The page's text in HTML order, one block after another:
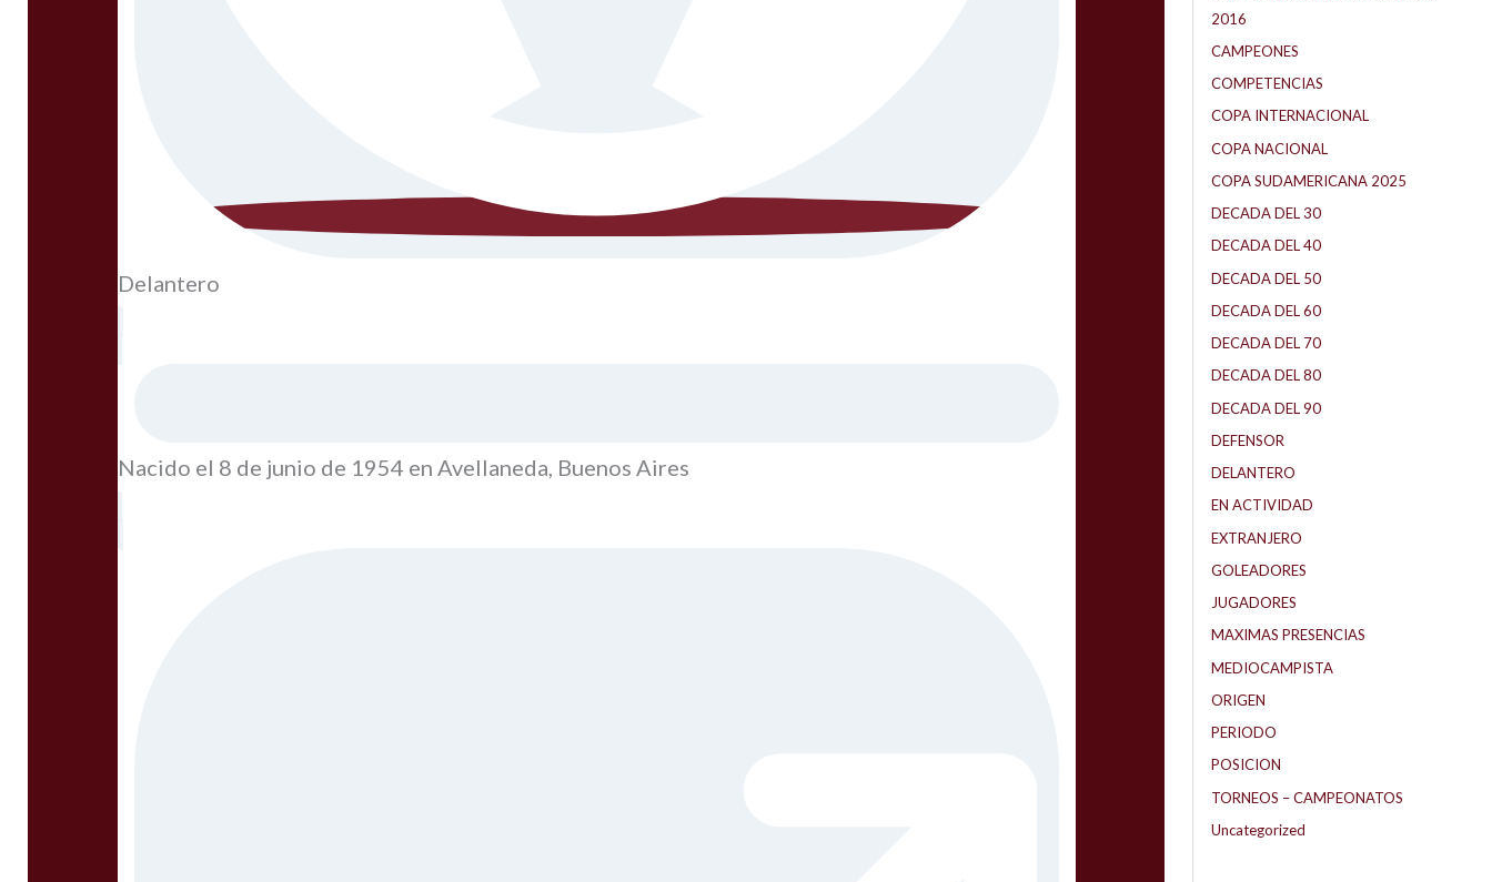
Delantero
Nacido el 8 de junio de 1954 en Avellaneda, Buenos Aires
2016
CAMPEONES
COMPETENCIAS
COPA INTERNACIONAL
COPA NACIONAL
COPA SUDAMERICANA 2025
DECADA DEL 30
DECADA DEL 40
DECADA DEL 50
DECADA DEL 60
DECADA DEL 70
DECADA DEL 80
DECADA DEL 90
DEFENSOR
DELANTERO
EN ACTIVIDAD
EXTRANJERO
GOLEADORES
JUGADORES
MAXIMAS PRESENCIAS
MEDIOCAMPISTA
ORIGEN
PERIODO
POSICION
TORNEOS – CAMPEONATOS
Uncategorized